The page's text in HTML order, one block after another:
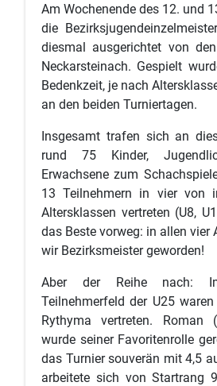
Am Wochenende des 12. und
die
diesmal ausgerichtet von
Neckarsteinach. Gespielt
Bedenkzeit, je nach
an den beiden Turniertagen.
Insgesamt trafen sich an
rund 75 Kinder,
Erwachsene zum
13 Teilnehmern in vier von
Altersklassen vertreten (U8,
das Beste vorweg: in allen vier
wir Bezirksmeister geworden!
Aber der Reihe nach:
Teilnehmerfeld der U25
Rythyma vertreten. Roman
wurde seiner Favoritenrolle
das Turnier souverän mit 4,5
arbeitete sich von Startrang